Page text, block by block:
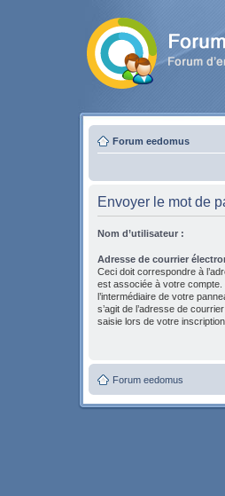
Forum eedomus
Envoyer le mot de
Nom d’utilisateur :
Adresse de courrier
Ceci doit correspondre à
est associée à votre compte.
l’intermédiaire de votre
s’agit de l’adresse de
saisie lors de votre inscription.
Forum eedomus